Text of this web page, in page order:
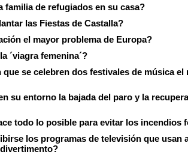
familia de refugiados en su casa?
las Fiestas de Castalla?
el mayor problema de Europa?
´viagra femenina´?
que se celebren dos festivales de música el
su entorno la bajada del paro y la
todo lo posible para evitar los incendios
los programas de televisión que usan